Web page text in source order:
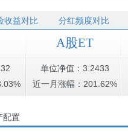
收益对比 分红频度对比
A股ET
单位净值：3.2433
近一月涨幅：201.62%
配置